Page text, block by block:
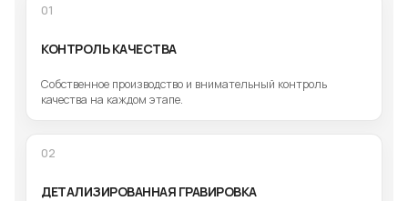
01
КОНТРОЛЬ КАЧЕСТВА
Собственное производство и внимательный контроль
качества на каждом этапе.
02
ДЕТАЛИЗИРОВАННАЯ ГРАВИРОВКА